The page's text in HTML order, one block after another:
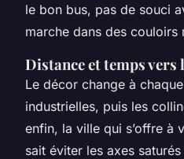
le bon bus, pas de souci
marche dans des couloirs
Distance et temps vers
Le décor change à
industrielles, puis les
enfin, la ville qui s’offre à
sait éviter les axes